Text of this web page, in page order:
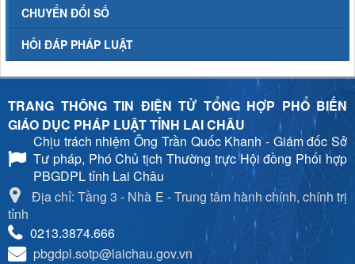
CHUYỂN ĐỔI SỐ
HỎI ĐÁP PHÁP LUẬT
TRANG THÔNG TIN ĐIỆN TỬ TỔNG HỢP PHỔ BIẾN
GIÁO DỤC PHÁP LUẬT TỈNH LAI CHÂU
Chịu trách nhiệmÔng Trần Quốc Khanh - Giám đốc Sở
Tư pháp, Phó Chủ tịch Thường trực Hội đồng Phối hợp
PBGDPL tỉnh Lai Châu
Địa chỉ: Tầng 3 - Nhà E - Trung tâm hành chính, chính trị
tỉnh
0213.3874.666
pbgdpl.sotp@laichau.gov.vn